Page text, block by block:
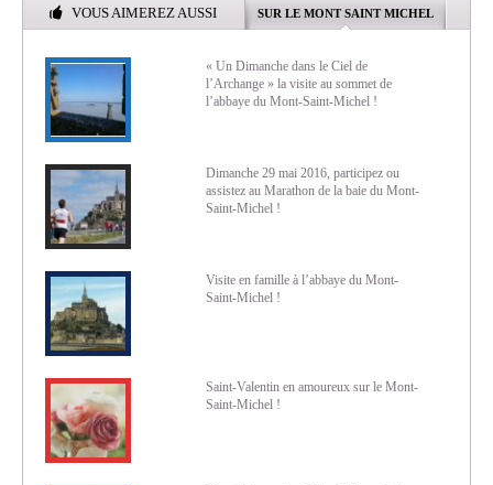
VOUS AIMEREZ AUSSI SUR LE MONT SAINT MICHEL
« Un Dimanche dans le Ciel de
l’Archange » la visite au sommet de
l’abbaye du Mont-Saint-Michel !
Dimanche 29 mai 2016, participez ou
assistez au Marathon de la baie du Mont-
Saint-Michel !
Visite en famille à l’abbaye du Mont-
Saint-Michel !
Saint-Valentin en amoureux sur le Mont-
Saint-Michel !